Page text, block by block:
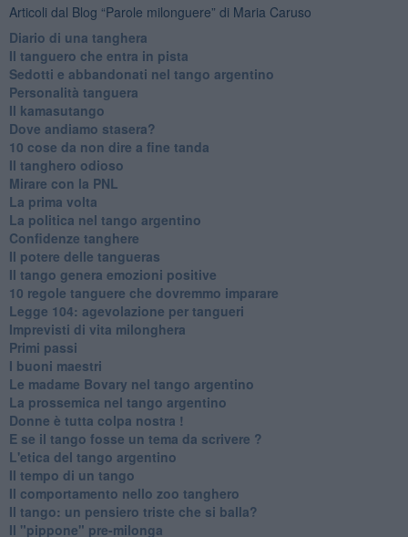
Articoli dal Blog “Parole milonguere” di Maria Caruso
Diario di una tanghera
Il tanguero che entra in pista
Sedotti e abbandonati nel tango argentino
Personalità tanguera
Il kamasutango
Dove andiamo stasera?
10 cose da non dire a fine tanda
Il tanghero odioso
Mirare con la PNL
La prima volta
La politica nel tango argentino
Confidenze tanghere
Il potere delle tangueras
Il tango genera emozioni positive
10 regole tanguere che dovremmo imparare
Legge 104: agevolazione per tangueri
Imprevisti di vita milonghera
Primi passi
I buoni maestri
Le madame Bovary nel tango argentino
La prossemica nel tango argentino
Donne è tutta colpa nostra !
E se il tango fosse un tema da scrivere ?
L'etica del tango argentino
Il tempo di un tango
Il comportamento nello zoo tanghero
Il tango: un pensiero triste che si balla?
Il "pippone" pre-milonga